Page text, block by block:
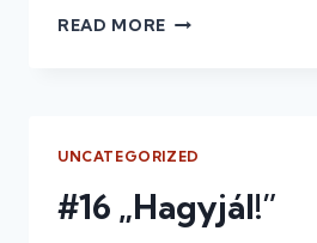
READ MORE
UNCATEGORIZED
#16 „Hagyjál!”